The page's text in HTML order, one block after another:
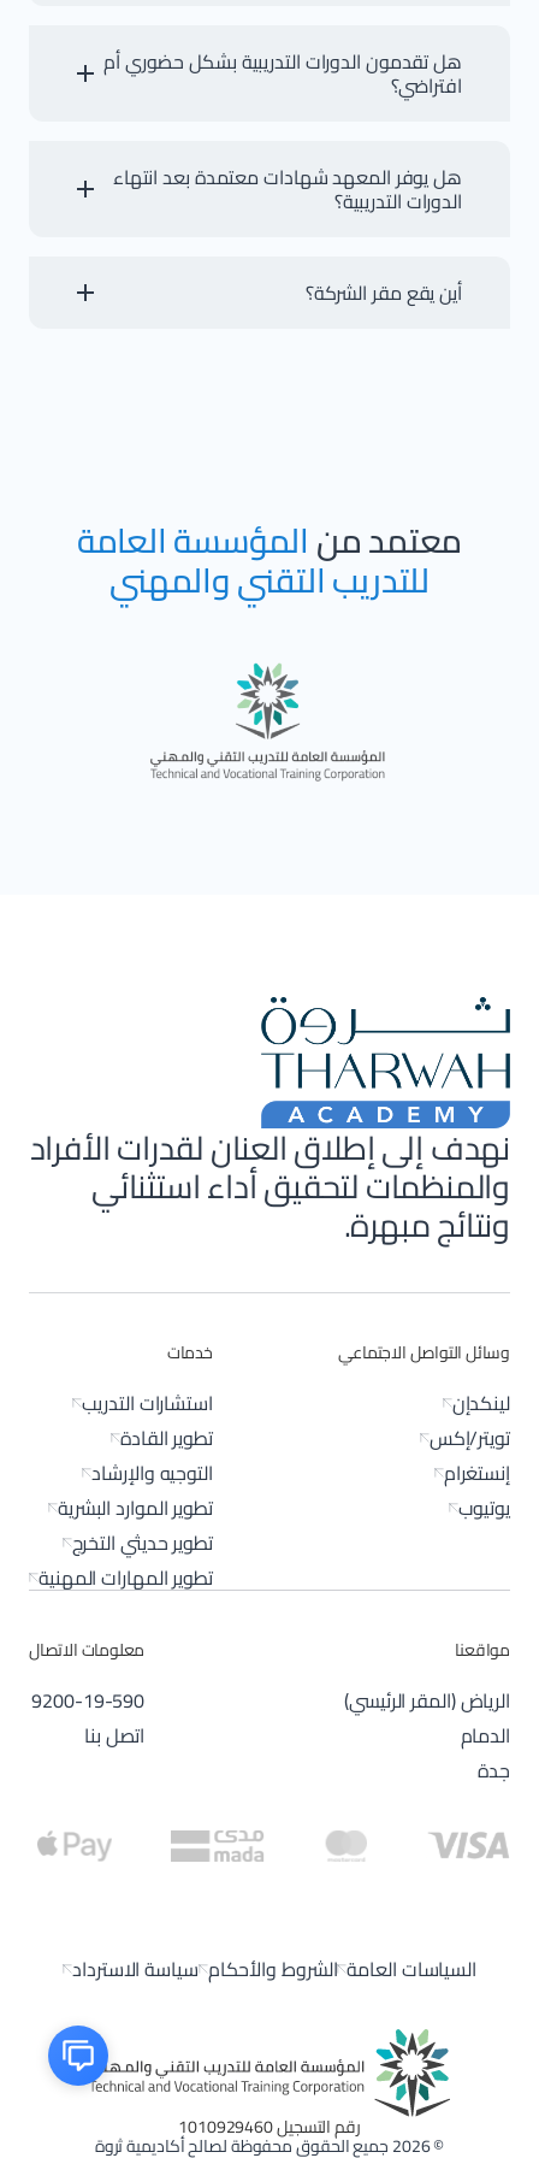
هل تقدمون الدورات التدريبية بشكل حضوري أم
افتراضي؟
هل يوفر المعهد شهادات معتمدة بعد انتهاء
الدورات التدريبية؟
أين يقع مقر الشركة؟
معتمد منالمؤسسة العامة
للتدريب التقني والمهني
نهدف إلى إطلاق العنان لقدرات الأفراد
والمنظمات لتحقيق أداء استثنائي
ونتائج مبهرة.
وسائل التواصل الاجتماعي
لينكدإن
تويتر/إكس
إنستغرام
يوتيوب
خدمات
استشارات التدريب
تطوير القادة
التوجيه والإرشاد
تطوير الموارد البشرية
تطوير حديثي التخرج
تطوير المهارات المهنية
مواقعنا
الرياض (المقر الرئيسي)
الدمام
جدة
معلومات الاتصال
9200-19-590
اتصل بنا
السياسات العامة الشروط والأحكام سياسة الاسترداد
رقم التسجيل 1010929460
© 2026 جميع الحقوق محفوظة لصالح أكاديمية ثروة